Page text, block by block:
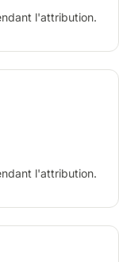
l'attribution.
l'attribution.